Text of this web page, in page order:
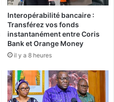
Interopérabilité bancaire :
Transférez vos fonds
instantanément entre Coris
Bank et Orange Money
il y a 8 heures